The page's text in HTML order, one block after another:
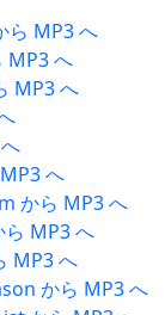
ら MP3 へ
MP3 へ
MP3 へ
へ
から MP3 へ
MP3 へ
MP3 へ
から MP3 へ